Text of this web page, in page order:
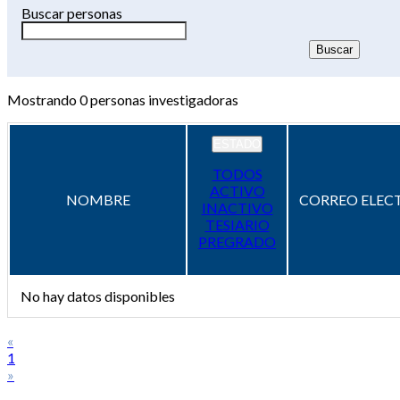
Buscar personas
Mostrando0personas investigadoras
NOMBRE
TODOS
ACTIVO
INACTIVO
TESIARIO
PREGRADO
CORREO
No hay datos disponibles
«
1
»